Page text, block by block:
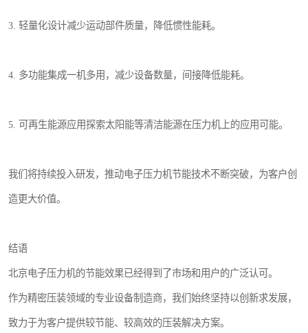
3. 轻量化设计减少运动部件质量，降低惯性能耗。
4. 多功能集成一机多用，减少设备数量，间接降低能耗。
5. 可再生能源应用探索太阳能等清洁能源在压力机上的应用可能。
我们将持续投入研发，推动电子压力机节能技术不断突破，为客户创
造更大价值。
结语
北京电子压力机的节能效果已经得到了市场和用户的广泛认可。
作为精密压装领域的专业设备制造商，我们始终坚持以创新求发展，
致力于为客户提供较节能、较高效的压装解决方案。